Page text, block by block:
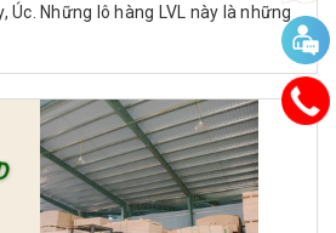
Úc. Những lô hàng LVL này là những